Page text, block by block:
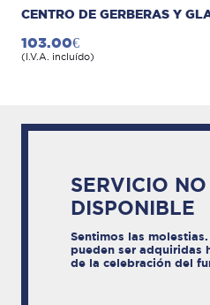
CENTRO DE GERBERAS Y
103.00€
(I.V.A. incluído)
SERVICIO NO
DISPONIBLE
Sentimos las
pueden ser adquiridas
de la celebración del